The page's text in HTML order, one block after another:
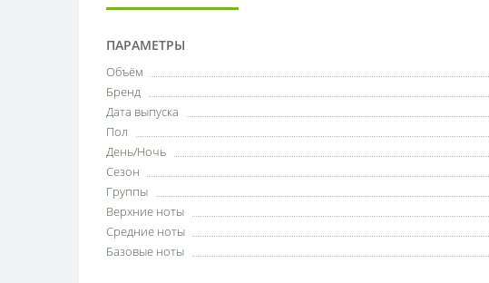
ПАРАМЕТРЫ
Объём
Бренд
Дата выпуска
Пол
День/Ночь
Сезон
Группы
Верхние ноты
Средние ноты
Базовые ноты